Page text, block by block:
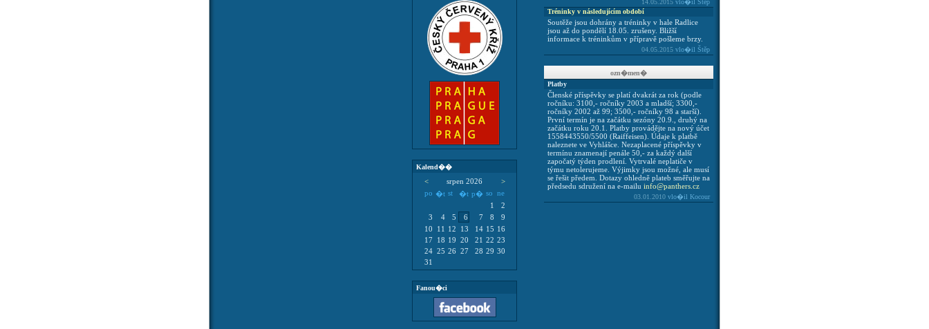
Kalend��
< srpen 2026
>
po �t st �t p� so ne
1
2
3
4 5 6 7 8
9
10
11 12 13 14 15 16
17
18 19 20 21 22 23
24 25 26 27 28 29 30
31
Fanou�ci
14.05.2015 vlo�il Štěp
Tréninky v následujícím období
Soutěže jsou dohrány a tréninky v hale Radlice
jsou až do pondělí 18.05. zrušeny. Bližší
informace k tréninkům v přípravě pošleme brzy.
04.05.2015 vlo�il Štěp
ozn�men�
Platby
Členské příspěvky se platí dvakrát za rok (podle
ročníku: 3100,- ročníky 2003 a mladší; 3300,-
ročníky 2002 až 99; 3500,- ročníky 98 a starší).
První termín je na začátku sezóny 20.9., druhý na
začátku roku 20.1. Platby provádějte na nový účet
1558443550/5500 (Raiffeisen). Údaje k platbě
naleznete ve Vyhlášce. Nezaplacené příspěvky v
termínu znamenají penále 50,- za každý další
započatý týden prodlení. Vytrvalé neplatiče v
týmu netolerujeme. Výjimky jsou možné, ale musí
se řešit předem. Dotazy ohledně plateb směřujte na
předsedu sdružení na e-mailu info@panthers.cz
03.01.2010 vlo�il Kocour